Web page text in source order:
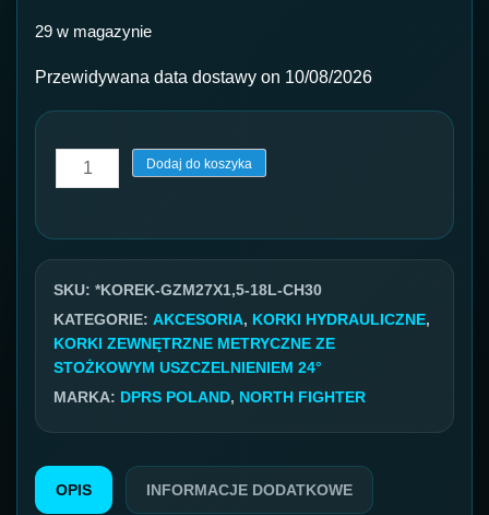
29 w magazynie
Przewidywana data dostawy on 10/08/2026
ilość
Korek
27x1,5
18L
CH30
gwint
zewnętrzny
Dodaj do koszyka
SKU: *KOREK-GZM27X1,5-18L-CH30
KATEGORIE: AKCESORIA, KORKI HYDRAULICZNE,
KORKI ZEWNĘTRZNE METRYCZNE ZE
STOŻKOWYM USZCZELNIENIEM 24°
MARKA: DPRS POLAND, NORTH FIGHTER
OPIS INFORMACJE DODATKOWE